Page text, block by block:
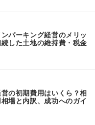
ンパーキング経営のメリッ
した土地の維持費・税金
の初期費用はいくら？相
場と内訳、成功へのガイ